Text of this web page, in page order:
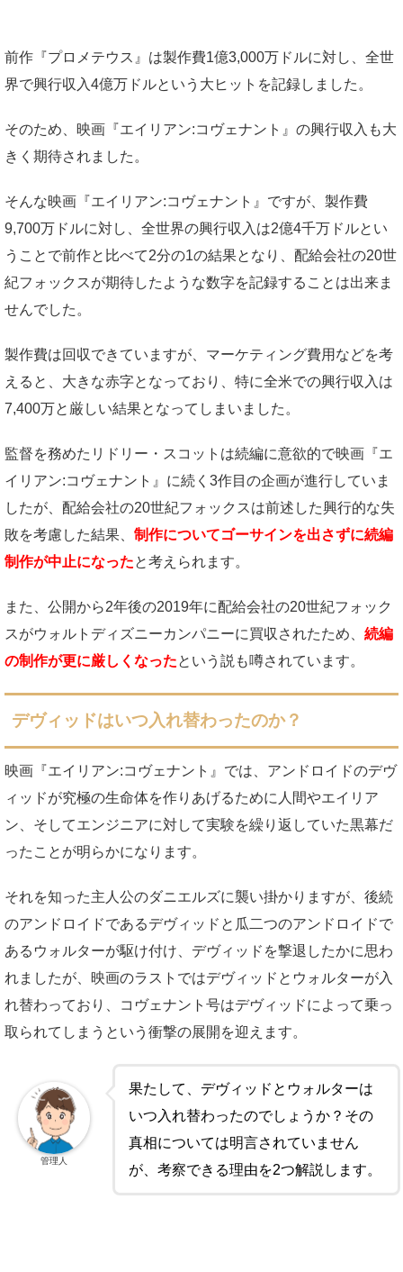
前作『プロメテウス』は製作費1億3,000万ドルに対し、全世
界で興行収入4億万ドルという大ヒットを記録しました。
そのため、映画『エイリアン:コヴェナント』の興行収入も大
きく期待されました。
そんな映画『エイリアン:コヴェナント』ですが、製作費
9,700万ドルに対し、全世界の興行収入は2億4千万ドルとい
うことで前作と比べて2分の1の結果となり、配給会社の20世
紀フォックスが期待したような数字を記録することは出来ま
せんでした。
製作費は回収できていますが、マーケティング費用などを考
えると、大きな赤字となっており、特に全米での興行収入は
7,400万と厳しい結果となってしまいました。
監督を務めたリドリー・スコットは続編に意欲的で映画『エ
イリアン:コヴェナント』に続く3作目の企画が進行していま
したが、配給会社の20世紀フォックスは前述した興行的な失
敗を考慮した結果、 制作についてゴーサインを出さずに続編
制作が中止になったと考えられます。
また、公開から2年後の2019年に配給会社の20世紀フォック
スがウォルトディズニーカンパニーに買収されたため、 続編
の制作が更に厳しくなったという説も噂されています。
デヴィッドはいつ入れ替わったのか？
映画『エイリアン:コヴェナント』では、アンドロイドのデヴ
ィッドが究極の生命体を作りあげるために人間やエイリア
ン、そしてエンジニアに対して実験を繰り返していた黒幕だ
ったことが明らかになります。
それを知った主人公のダニエルズに襲い掛かりますが、後続
のアンドロイドであるデヴィッドと瓜二つのアンドロイドで
あるウォルターが駆け付け、デヴィッドを撃退したかに思わ
れましたが、映画のラストではデヴィッドとウォルターが入
れ替わっており、コヴェナント号はデヴィッドによって乗っ
取られてしまうという衝撃の展開を迎えます。
果たして、デヴィッドとウォルターは
いつ入れ替わったのでしょうか？その
真相については明言されていません
が、考察できる理由を2つ解説します。
管理人